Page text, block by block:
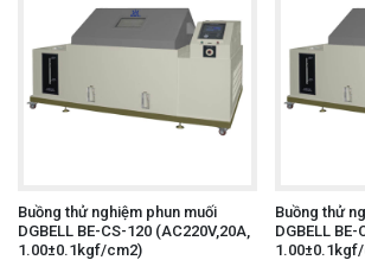
Buồng thử nghiệm phun muối
DGBELL BE-CS-120 (AC220V,20A,
1.00±0.1kgf/cm2)
Buồng thử
DGBELL BE-